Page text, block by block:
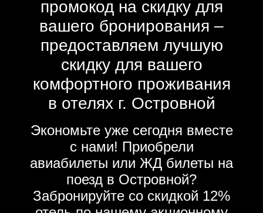
промокод на скидку для
вашего бронирования –
предоставляем лучшую
скидку для вашего
комфортного проживания
в отелях г. Островной
Экономьте уже сегодня вместе
с нами! Приобрели
авиабилеты или ЖД билеты на
поезд в Островной?
Забронируйте со скидкой 12%